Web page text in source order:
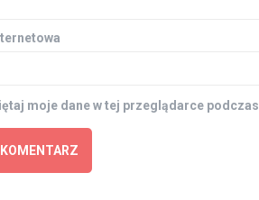
moje dane w tej przeglądarce